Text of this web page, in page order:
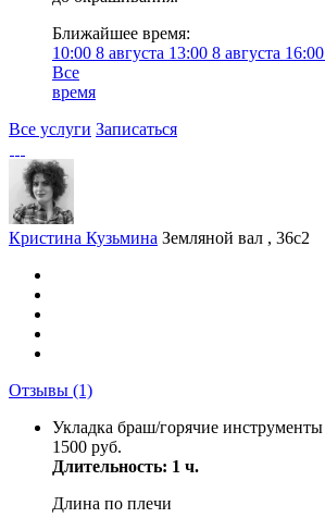
Ближайшее время:
10:00 8 августа 13:00 8 августа 16:00
Все
время
Все услуги Записаться
Кристина Кузьмина Земляной вал , 36с2
Отзывы (1)
Укладка браш/горячие инструменты
1500 руб.
Длительность: 1 ч.
Длина по плечи